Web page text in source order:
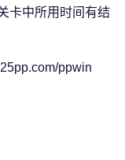
卡中所用时间有结
ppwin